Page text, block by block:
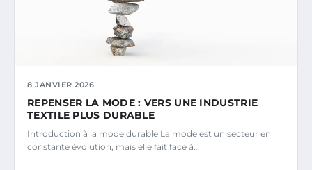
8 JANVIER 2026
REPENSER LA MODE : VERS UNE INDUSTRIE
TEXTILE PLUS DURABLE
Introduction à la mode durable La mode est un secteur en
constante évolution, mais elle fait face à…